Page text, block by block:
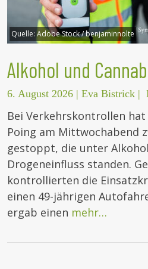
Quelle: Adobe Stock / benjaminnolte
Alkohol und
6. August 2026 | Eva Bistrick |
Bei Verkehrskontrollen
Poing am Mittwochabend
gestoppt, die unter
Drogeneinfluss standen.
kontrollierten die
einen 49-jährigen
ergab einen mehr…